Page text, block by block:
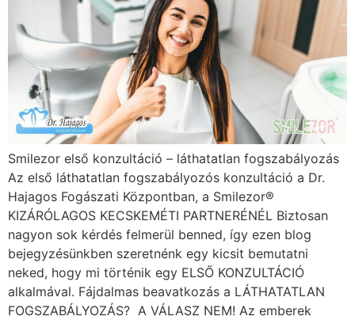
Smilezor első konzultáció – láthatatlan fogszabályozás
Az első láthatatlan fogszabályozós konzultáció a Dr.
Hajagos Fogászati Központban, a Smilezor®
KIZÁRÓLAGOS KECSKEMÉTI PARTNERÉNÉL Biztosan
nagyon sok kérdés felmerül benned, így ezen blog
bejegyzésünkben szeretnénk egy kicsit bemutatni
neked, hogy mi történik egy ELSŐ KONZULTÁCIÓ
alkalmával. Fájdalmas beavatkozás a LÁTHATATLAN
FOGSZABÁLYOZÁS? A VÁLASZ NEM! Az emberek